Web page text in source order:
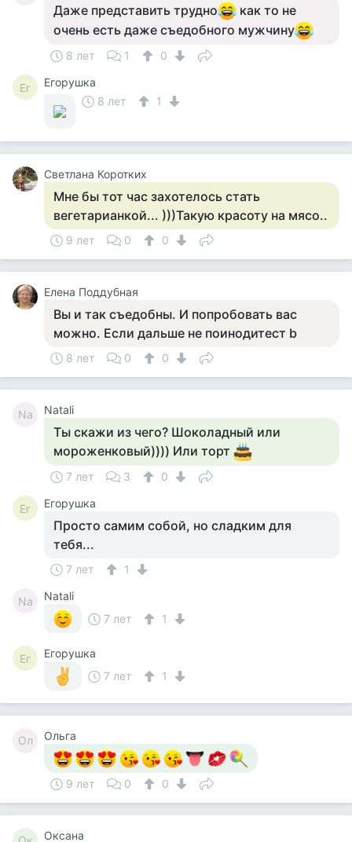
Даже представить трудно
как то не
очень есть даже съедобного мужчину
8 лет 1 0
Ег
Егорушка
8 лет
1
Светлана Коротких
Мне бы тот час захотелось стать
вегетарианкой... )))Такую красоту на мясо..
9 лет 0 0
Елена Поддубная
Вы и так съедобны. И попробовать вас
можно. Если дальше не поинодитест b
8 лет 0 0
Na Natali
Ты скажи из чего? Шоколадный или
мороженковый)))) Или торт
7 лет 3 0
Ег Егорушка
Просто самим собой, но сладким для
тебя...
7 лет 1
Na
Natali
7 лет
1
Ег
Егорушка
7 лет
1
Ол Ольга
9 лет 0 0
Оксана